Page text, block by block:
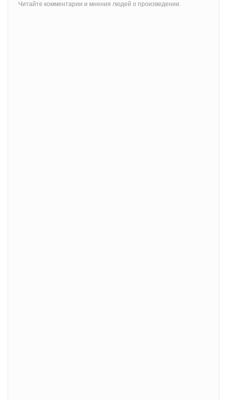
Читайте комментарии и мнения людей о произведении.